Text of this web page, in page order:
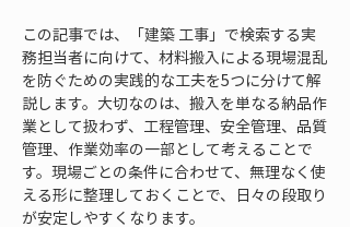
この記事では、「建築 工事」で検索する実
務担当者に向けて、材料搬入による現場混乱
を防ぐための実践的な工夫を5つに分けて解
説します。大切なのは、搬入を単なる納品作
業として扱わず、工程管理、安全管理、品質
管理、作業効率の一部として考えることで
す。現場ごとの条件に合わせて、無理なく使
える形に整理しておくことで、日々の段取り
が安定しやすくなります。